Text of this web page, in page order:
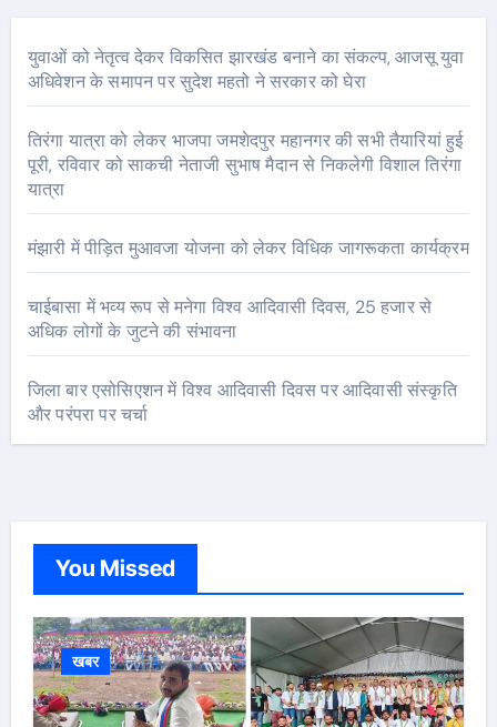
युवाओं को नेतृत्व देकर विकसित झारखंड बनाने का संकल्प, आजसू युवा
अधिवेशन के समापन पर सुदेश महतो ने सरकार को घेरा
तिरंगा यात्रा को लेकर भाजपा जमशेदपुर महानगर की सभी तैयारियां हुई
पूरी, रविवार को साकची नेताजी सुभाष मैदान से निकलेगी विशाल तिरंगा
यात्रा
मंझारी में पीड़ित मुआवजा योजना को लेकर विधिक जागरूकता कार्यक्रम
चाईबासा में भव्य रूप से मनेगा विश्व आदिवासी दिवस, 25 हजार से
अधिक लोगों के जुटने की संभावना
जिला बार एसोसिएशन में विश्व आदिवासी दिवस पर आदिवासी संस्कृति
और परंपरा पर चर्चा
You Missed
खबर